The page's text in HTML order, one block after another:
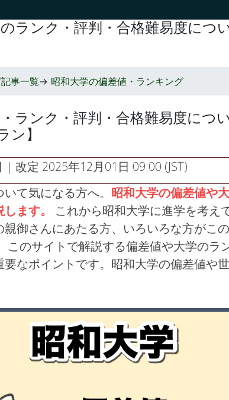
ランク・評判・合格難易度につ
事一覧-> 昭和大学の偏差値・ランキング
ランク・評判・合格難易度につ
ン】
| 改定 2025年12月01日 09:00 (JST)
て気になる方へ。 昭和大学の偏差値や
ます。
これから昭和大学に進学を考え
御さんにあたる方、いろいろな方がこ
このサイトで解説する偏差値や大学のラ
なポイントです。昭和大学の偏差値や